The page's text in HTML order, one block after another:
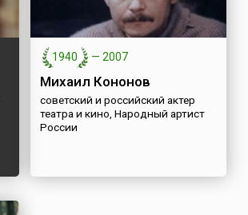
1940 — 2007
Михаил Кононов
советский и российский актер
театра и кино, Народный артист
России